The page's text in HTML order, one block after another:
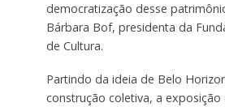
democratização desse
Bárbara Bof, presidenta da
de Cultura.
Partindo da ideia de Belo
construção coletiva, a